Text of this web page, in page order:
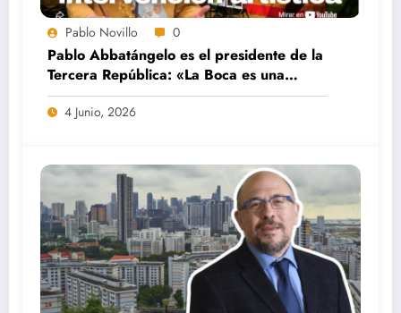
Pablo Novillo 0
Pablo Abbatángelo es el presidente de la
Tercera República: «La Boca es una
intervención artística»
4 Junio, 2026